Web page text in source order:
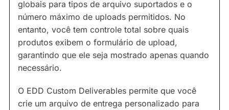
globais para tipos de arquivo suportados e o
número máximo de uploads permitidos. No
entanto, você tem controle total sobre quais
produtos exibem o formulário de upload,
garantindo que ele seja mostrado apenas quando
necessário.
O EDD Custom Deliverables permite que você
crie um arquivo de entrega personalizado para